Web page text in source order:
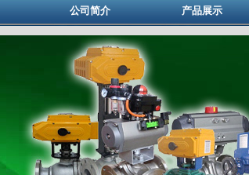
公司简介 产品展示